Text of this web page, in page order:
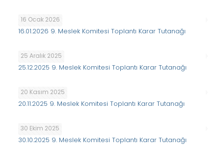
16 Ocak 2026
16.01.2026 9. Meslek Komitesi Toplantı Karar Tutanağı
25 Aralık 2025
25.12.2025 9. Meslek Komitesi Toplantı Karar Tutanağı
20 Kasım 2025
20.11.2025 9. Meslek Komitesi Toplantı Karar Tutanağı
30 Ekim 2025
30.10.2025 9. Meslek Komitesi Toplantı Karar Tutanağı